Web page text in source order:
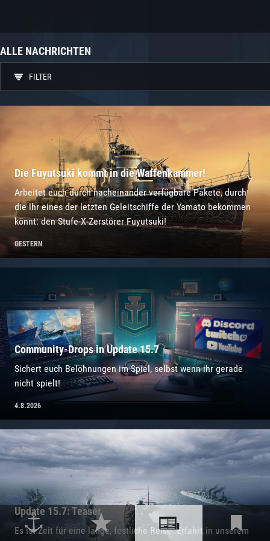
ALLE NACHRICHTEN
FILTER
Die Fuyutsuki kommt in die Waffenkammer!
Arbeitet euch durch nacheinander verfügbare Pakete, durch
die ihr eines der letzten Geleitschiffe der Yamato bekommen
könnt: den Stufe-X-Zerstörer Fuyutsuki!
GESTERN
Community-Drops in Update 15.7
Sichert euch Belohnungen im Spiel, selbst wenn ihr gerade
nicht spielt!
4.8.2026
Update 15.7: Teaser
Es ist Zeit für eine lange, festliche Reise. Erfahrt in unserem